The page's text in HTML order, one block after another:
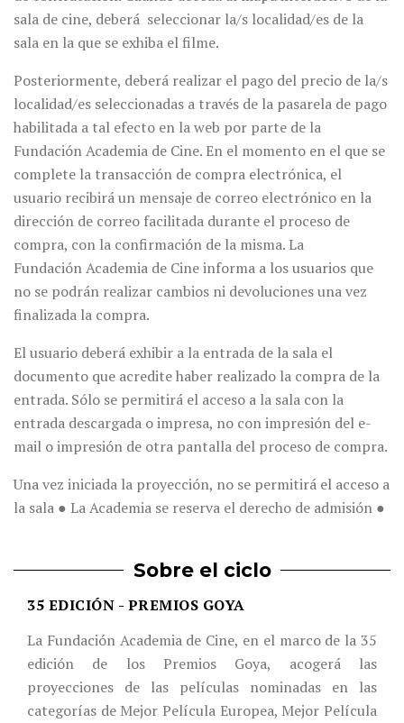
sala de cine, deberá seleccionar la/s localidad/es de la
sala en la que se exhiba el filme.
Posteriormente, deberá realizar el pago del precio de la/s
localidad/es seleccionadas a través de la pasarela de pago
habilitada a tal efecto en la web por parte de la
Fundación Academia de Cine. En el momento en el que se
complete la transacción de compra electrónica, el
usuario recibirá un mensaje de correo electrónico en la
dirección de correo facilitada durante el proceso de
compra, con la confirmación de la misma. La
Fundación Academia de Cine informa a los usuarios que
no se podrán realizar cambios ni devoluciones una vez
finalizada la compra.
El usuario deberá exhibir a la entrada de la sala el
documento que acredite haber realizado la compra de la
entrada. Sólo se permitirá el acceso a la sala con la
entrada descargada o impresa, no con impresión del e-
mail o impresión de otra pantalla del proceso de compra.
Una vez iniciada la proyección, no se permitirá el acceso a
la sala ● La Academia se reserva el derecho de admisión ●
Sobre el ciclo
35 EDICIÓN - PREMIOS GOYA
La Fundación Academia de Cine, en el marco de la 35
edición de los Premios Goya, acogerá las
proyecciones de las películas nominadas en las
categorías de Mejor Película Europea, Mejor Película